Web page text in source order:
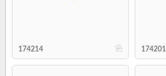
b
174214 174201